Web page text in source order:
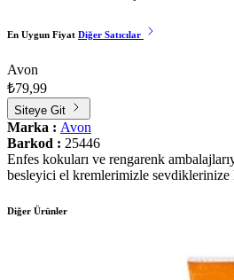
En Uygun Fiyat Diğer Satıcılar
Avon
₺79,99
Siteye Git
Marka : Avon
Barkod : 25446
Enfes kokuları ve rengarenk
besleyici el kremlerimizle sevdiklerinize
Diğer Ürünler